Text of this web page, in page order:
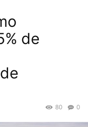
de
0
80